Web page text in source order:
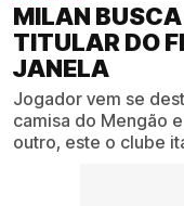
MILAN
TITULAR DO
JANELA
Jogador vem se
camisa do Mengão
outro, este o clube